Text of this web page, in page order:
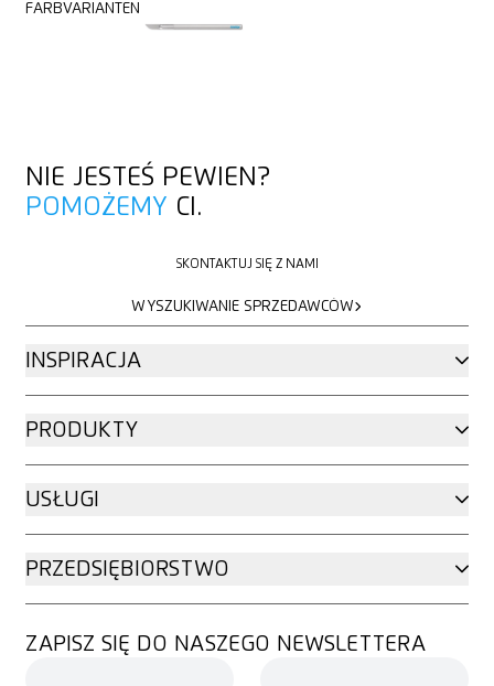
FARBVARIANTEN
NIE JESTEŚ PEWIEN?
POMOŻEMY CI.
SKONTAKTUJ SIĘ Z NAMI
WYSZUKIWANIE SPRZEDAWCÓW
INSPIRACJA
PRODUKTY
USŁUGI
PRZEDSIĘBIORSTWO
ZAPISZ SIĘ DO NASZEGO NEWSLETTERA